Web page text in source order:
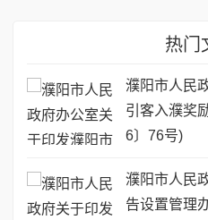
热门
濮阳市人民
引客入濮奖
6〕76号)
濮阳市人民
告设置管理